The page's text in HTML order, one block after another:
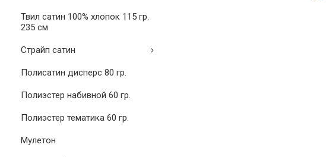
Твил сатин 100% хлопок 115 гр.
235 см
Страйп сатин
Полисатин дисперс 80 гр.
Полиэстер набивной 60 гр.
Полиэстер тематика 60 гр.
Мулетон